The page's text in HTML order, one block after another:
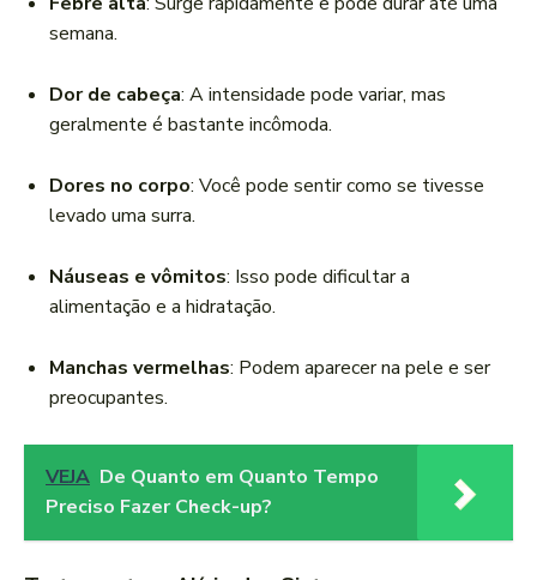
semana.
Dor de cabeça: A intensidade pode variar, mas
geralmente é bastante incômoda.
Dores no corpo: Você pode sentir como se tivesse
levado uma surra.
Náuseas e vômitos: Isso pode dificultar a
alimentação e a hidratação.
Manchas vermelhas: Podem aparecer na pele e ser
preocupantes.
VEJA De Quanto em Quanto Tempo
Preciso Fazer Check-up?